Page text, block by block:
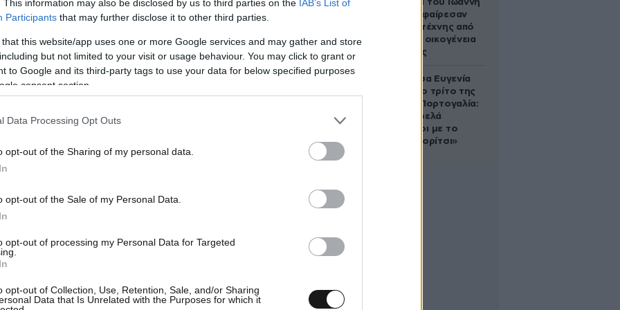
This information may also be disclosed by us to third parties on the IAB’s List of
Participants that may further disclose it to other third parties.
that this website/app uses one or more Google services and may gather and store
but not limited to your visit or usage behaviour. You may click to grant or
to Google and its third-party tags to use your data for below specified purposes
consent section.
Data Processing Opt Outs
opt-out of the Sharing of my personal data.
opt-out of the Sale of my Personal Data.
opt-out of processing my Personal Data for Targeted
opt-out of Collection, Use, Retention, Sale, and/or Sharing
Data that Is Unrelated with the Purposes for which it
πολύ αργότερα, στις αρχές του 20ού αιώνα,
ο οποίος
ως ένα από τα πρώτα, αλλά και πιο
της ημέρας στην
κληρονόμοι του Ιωάννη
Σαριδάκη αφαίρεσαν
1.300 έργα τέχνης από
τη βασιλική οικογένεια
της Ισπανίας
Η πριγκίπισσα Ευγενία
απέκτησε το τρίτο της
παιδί στην Πορτογαλία:
«Είμαστε τρελά
ερωτευμένοι με το
μικρό μας κορίτσι»